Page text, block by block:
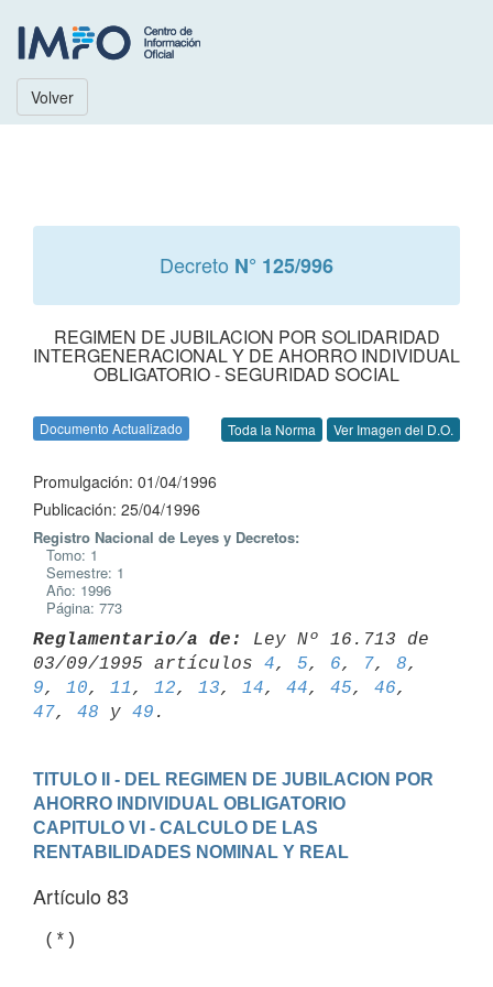
Volver
Decreto N° 125/996
REGIMEN DE JUBILACION POR SOLIDARIDAD
INTERGENERACIONAL Y DE AHORRO INDIVIDUAL
OBLIGATORIO - SEGURIDAD SOCIAL
Documento Actualizado Toda la Norma Ver Imagen del D.O.
Promulgación: 01/04/1996
Publicación: 25/04/1996
Registro Nacional de Leyes y Decretos:
Tomo: 1
Semestre: 1
Año: 1996
Página: 773
Reglamentario/a de:
Ley Nº 16.713 de
03/09/1995 artículos 4, 5, 6, 7, 8,
9, 10, 11 , 12, 13, 14, 44, 45, 46
47, 48 y 49
TITULO II - DEL REGIMEN DE JUBILACION POR
AHORRO INDIVIDUAL OBLIGATORIO
CAPITULO VI - CALCULO DE LAS
RENTABILIDADES NOMINAL Y REAL
Artículo 83